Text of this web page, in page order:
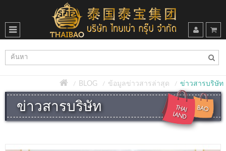
BLOG ข้อมูลข่าวสารล่าสุด ข่าวสารบริษัท
ข่าวสารบริษัท